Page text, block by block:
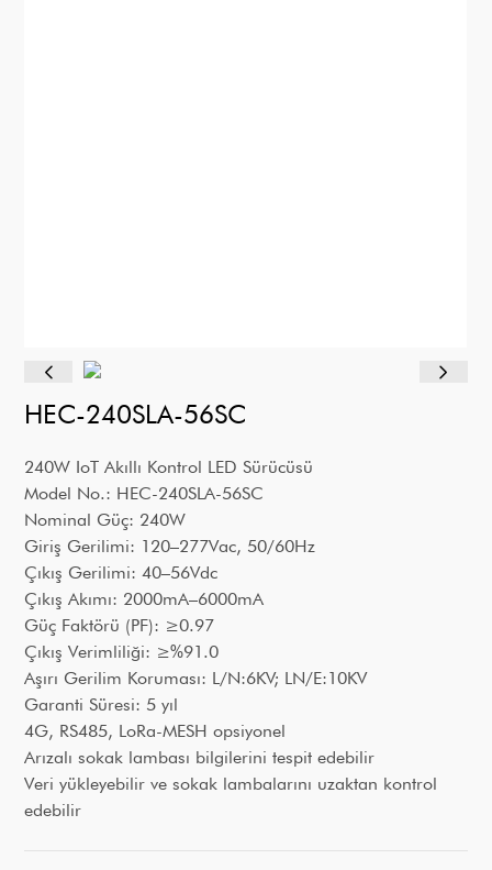
HEC-240SLA-56SC
240W IoT Akıllı Kontrol LED Sürücüsü
Model No.: HEC-240SLA-56SC
Nominal Güç: 240W
Giriş Gerilimi: 120–277Vac, 50/60Hz
Çıkış Gerilimi: 40–56Vdc
Çıkış Akımı: 2000mA–6000mA
Güç Faktörü (PF): ≥0.97
Çıkış Verimliliği: ≥%91.0
Aşırı Gerilim Koruması: L/N:6KV; LN/E:10KV
Garanti Süresi: 5 yıl
4G, RS485, LoRa-MESH opsiyonel
Arızalı sokak lambası bilgilerini tespit edebilir
Veri yükleyebilir ve sokak lambalarını uzaktan kontrol
edebilir